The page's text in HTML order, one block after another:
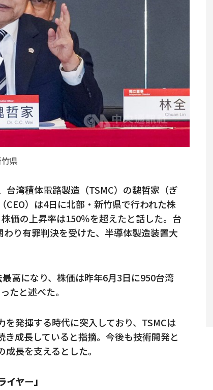
県
台湾積体電路製造（TSMC）の魏哲家（ぎ
）は4日に北部・新竹県で行われた株
価の上昇率は150％を超えたと話した。台
り有罪判決を受けた、半導体製造装置大
高になり、株価は昨年6月3日に950台湾
たと述べた。
発揮する時代に突入しており、TSMCは
成長していると指摘。今後も技術開発と
長を支えるとした。
ヤー」